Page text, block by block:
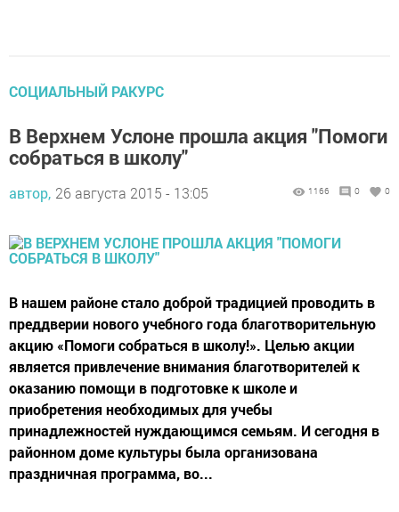
СОЦИАЛЬНЫЙ РАКУРС
В Верхнем Услоне прошла акция "Помоги
собраться в школу"
автор, 26 августа 2015 - 13:05 1166 0 0
В нашем районе стало доброй традицией проводить в
преддверии нового учебного года благотворительную
акцию «Помоги собраться в школу!». Целью акции
является привлечение внимания благотворителей к
оказанию помощи в подготовке к школе и
приобретения необходимых для учебы
принадлежностей нуждающимся семьям. И сегодня в
районном доме культуры была организована
праздничная программа, во...